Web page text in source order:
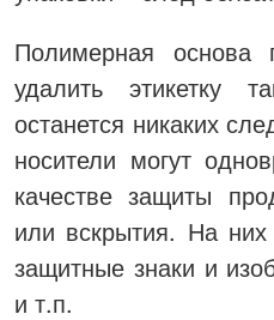
Полимерная основа
удалить
останется никаких
носители могут
качестве защиты
или вскрытия. На
защитные знаки и
и т.п.